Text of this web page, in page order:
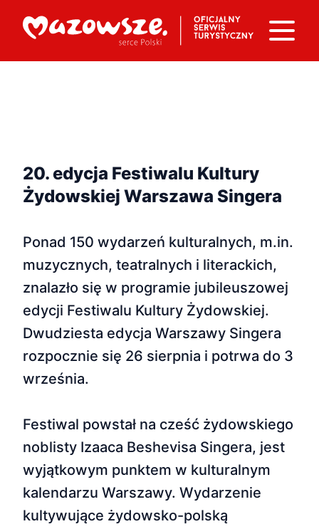
20. edycja Festiwalu Kultury
Żydowskiej Warszawa Singera
Ponad 150 wydarzeń kulturalnych, m.in.
muzycznych, teatralnych i literackich,
znalazło się w programie jubileuszowej
edycji Festiwalu Kultury Żydowskiej.
Dwudziesta edycja Warszawy Singera
rozpocznie się 26 sierpnia i potrwa do 3
września.
Festiwal powstał na cześć żydowskiego
noblisty Izaaca Beshevisa Singera, jest
wyjątkowym punktem w kulturalnym
kalendarzu Warszawy. Wydarzenie
kultywujące żydowsko-polską